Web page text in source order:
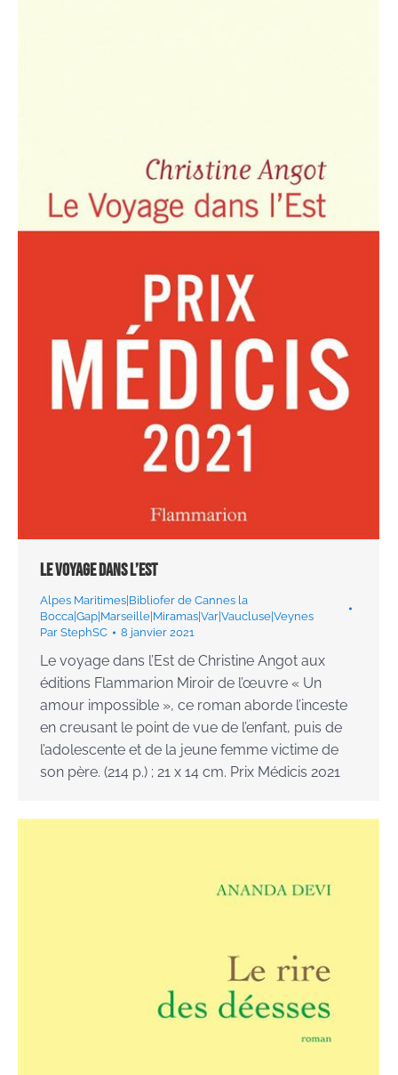
Le voyage dans l’Est
Alpes Maritimes|Bibliofer de Cannes la
Bocca|Gap|Marseille|Miramas|Var|Vaucluse|Veynes
Par StephSC 8 janvier 2021
Le voyage dans l’Est de Christine Angot aux
éditions Flammarion Miroir de l’œuvre « Un
amour impossible », ce roman aborde l’inceste
en creusant le point de vue de l’enfant, puis de
l’adolescente et de la jeune femme victime de
son père. (214 p.) ; 21 x 14 cm. Prix Médicis 2021